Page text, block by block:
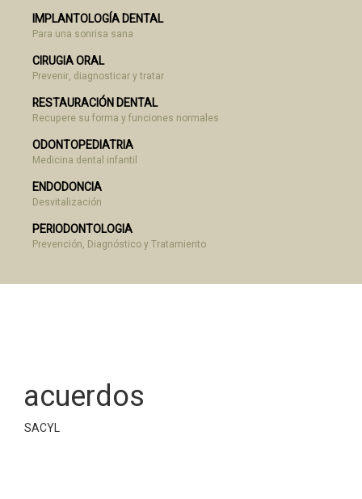
IMPLANTOLOGÍA DENTAL
Para una sonrisa sana
CIRUGIA ORAL
Prevenir, diagnosticar y tratar
RESTAURACIÓN DENTAL
Recupere su forma y funciones normales
ODONTOPEDIATRIA
Medicina dental infantil
ENDODONCIA
Desvitalización
PERIODONTOLOGIA
Prevención, Diagnóstico y Tratamiento
acuerdos
SACYL